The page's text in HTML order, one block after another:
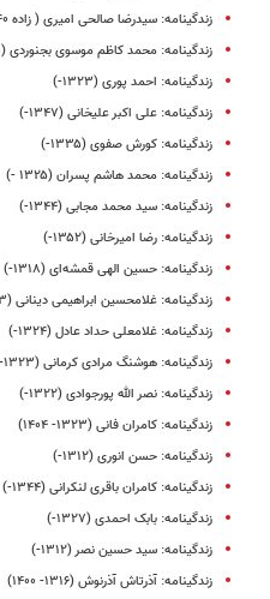
زندگینامه: سیدرضا صالحی امیری ( زاده ۱۳۴۰)
زندگینامه: محمد کاظم موسوی بجنوردی (۱۳۲۱-)
زندگینامه: احمد پوری (۱۳۲۳-)
زندگینامه: علی اکبر علیخانی (۱۳۴۷-)
زندگینامه: کورش صفوی (۱۳۳۵-)
زندگینامه: محمد هاشم پسران (۱۳۲۵ -)
زندگینامه: سید محمد مجابی (۱۳۴۴-)
زندگینامه: رضا امیرخانی (۱۳۵۲-)
زندگینامه‌: حسین الهی قمشه‌ای (۱۳۱۸-)
زندگینامه: غلامحسین ابراهیمی دینانی (۱۳۱۳-)
زندگینامه: غلامعلی حداد عادل (۱۳۲۴-)
زندگینامه: هوشنگ مرادی کرمانی (۱۳۲۳-)
زندگینامه: نصر الله پورجوادی (۱۳۲۲-)
زندگینامه: کامران فانی (۱۳۲۳- ۱۴۰۴)
زندگینامه: حسن انوری (۱۳۱۲-)
زندگینامه: کامران باقری ‌لنکرانی (۱۳۴۴-)
زندگینامه: بابک احمدی (۱۳۲۷-)
زندگینامه: سید حسین نصر (۱۳۱۲-)
زندگینامه: آذرتاش آذرنوش (۱۳۱۶- ۱۴۰۰)